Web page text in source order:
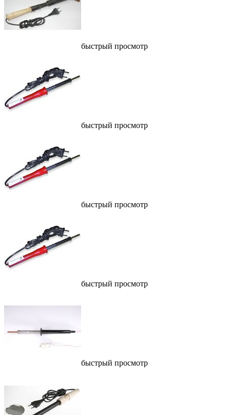
быстрый просмотр
быстрый просмотр
быстрый просмотр
быстрый просмотр
быстрый просмотр